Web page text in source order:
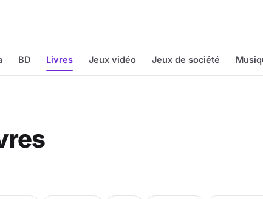
BD Livres Jeux vidéo Jeux de société